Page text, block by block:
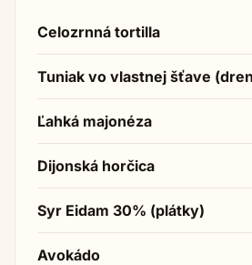
Celozrnná tortilla
Tuniak vo vlastnej šťave
Ľahká majonéza
Dijonská horčica
Syr Eidam 30% (plátky)
Avokádo